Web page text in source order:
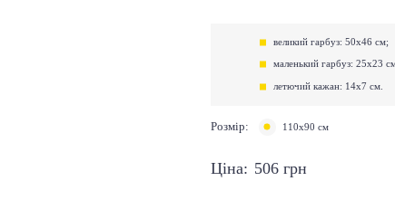
великий гарбуз: 50х46 см;
маленький гарбуз: 25х23
летючий кажан: 14х7 см.
Розмір: 110х90 см
Ціна: 506 грн